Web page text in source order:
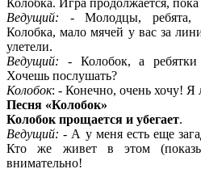
Колобка. Игра продолжается,
Ведущий: - Молодцы, ребята,
Колобка, мало мячей у вас за
улетели.
Ведущий: - Колобок, а ребятки
Хочешь послушать?
Колобок: - Конечно, очень хочу!
Песня «Колобок»
Колобок прощается и убегает.
Ведущий: - А у меня есть еще
Кто же живет в этом
внимательно!